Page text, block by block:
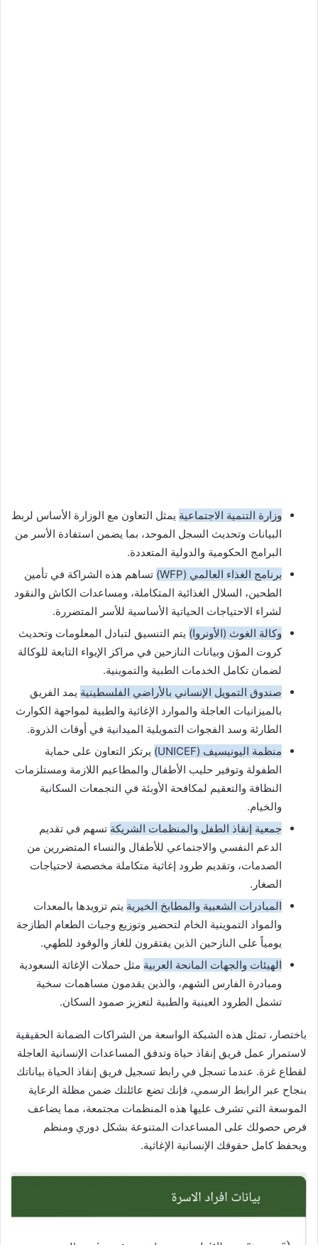
وزارة التنمية الاجتماعية يمثل التعاون مع الوزارة الأساس لربط
البيانات وتحديث السجل الموحد، بما يضمن استفادة الأسر من
البرامج الحكومية والدولية المتعددة.
برنامج الغذاء العالمي (WFP)
تساهم هذه الشراكة في تأمين
الطحين، السلال الغذائية المتكاملة، ومساعدات الكاش والنقود
لشراء الاحتياجات الحياتية الأساسية للأسر المتضررة.
وكالة الغوث (الأونروا) يتم التنسيق لتبادل المعلومات وتحديث
كروت المؤن وبيانات النازحين في مراكز الإيواء التابعة للوكالة
لضمان تكامل الخدمات الطبية والتموينية.
صندوق التمويل الإنساني بالأراضي الفلسطينية يمد الفريق
بالميزانيات العاجلة والموارد الإغاثية والطبية لمواجهة الكوارث
الطارئة وسد الفجوات التمويلية الميدانية في أوقات الذروة.
منظمة اليونيسيف (UNICEF)
يرتكز التعاون على حماية
الطفولة وتوفير حليب الأطفال والمطاعيم اللازمة ومستلزمات
النظافة والتعقيم لمكافحة الأوبئة في التجمعات السكانية
والخيام.
جمعية إنقاذ الطفل والمنظمات الشريكة تسهم في تقديم
الدعم النفسي والاجتماعي للأطفال والنساء المتضررين من
الصدمات، وتقديم طرود إغاثية متكاملة مخصصة لاحتياجات
الصغار.
المبادرات الشعبية والمطابخ الخيرية يتم تزويدها بالمعدات
والمواد التموينية الخام لتحضير وتوزيع وجبات الطعام الطازجة
يومياً على النازحين الذين يفتقرون للغاز والوقود للطهي.
الهيئات والجهات المانحة العربية مثل حملات الإغاثة السعودية
ومبادرة الفارس الشهم، والذين يقدمون مساهمات سخية
تشمل الطرود العينية والطبية لتعزيز صمود السكان.
باختصار، تمثل هذه الشبكة الواسعة من الشراكات الضمانة الحقيقية
لاستمرار عمل فريق إنقاذ حياة وتدفق المساعدات الإنسانية العاجلة
لقطاع غزة. عندما تسجل في رابط تسجيل فريق إنقاذ الحياة بياناتك
بنجاح عبر الرابط الرسمي، فإنك تضع عائلتك ضمن مظلة الرعاية
الموسعة التي تشرف عليها هذه المنظمات مجتمعة، مما يضاعف
فرص حصولك على المساعدات المتنوعة بشكل دوري ومنظم
ويحفظ كامل حقوقك الإنسانية الإغاثية.